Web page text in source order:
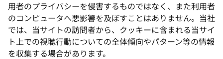
用者のプライバシーを侵害するものではなく、また利用者
のコンピュータへ悪影響を及ぼすことはありません。当社
では、当サイトの訪問者から、クッキーに含まれる当サイ
ト上での視聴行動についての全体傾向やパターン等の情報
を収集する場合があります。